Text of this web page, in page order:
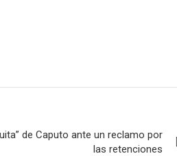
de Caputo ante un reclamo por
las retenciones